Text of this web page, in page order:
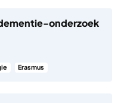
onderzoek
Erasmus